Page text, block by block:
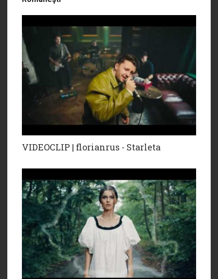
VIDEOCLIP | florianrus - Starleta